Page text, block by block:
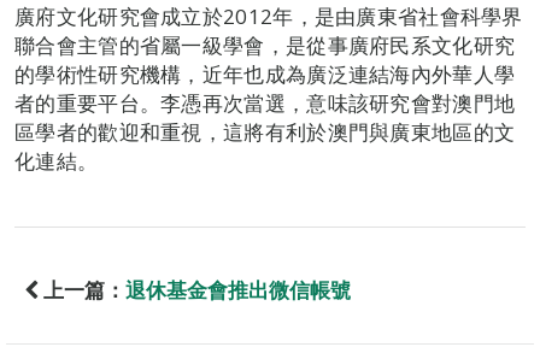
廣府文化研究會成立於2012年，是由廣東省社會科學界
聯合會主管的省屬一級學會，是從事廣府民系文化研究
的學術性研究機構，近年也成為廣泛連結海內外華人學
者的重要平台。李憑再次當選，意味該研究會對澳門地
區學者的歡迎和重視，這將有利於澳門與廣東地區的文
化連結。
上一篇： 退休基金會推出微信帳號